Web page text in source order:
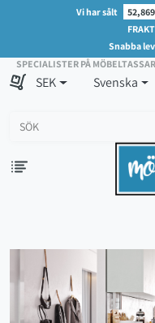
Vi har sålt
Snabba
SPECIALISTER PÅ
SEK Svenska